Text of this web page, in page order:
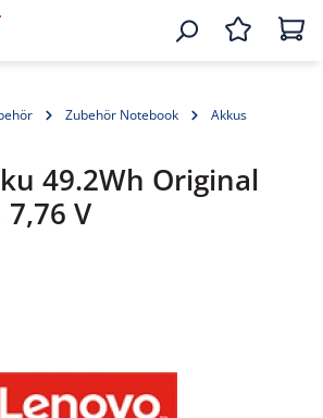
Zubehör Notebook Akkus
49.2Wh Original
V